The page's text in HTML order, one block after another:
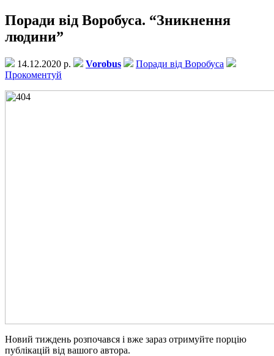
Поради від Воробуса. “Зникнення
людини”
14.12.2020 р. Vorobus
Поради від Воробуса
Прокоментуй
Новий тиждень розпочався і вже зараз отримуйте порцію
публікацій від вашого автора.